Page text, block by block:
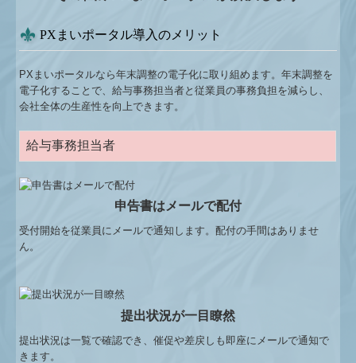
PXまいポータル導入のメリット
PXまいポータルなら年末調整の電子化に取り組めます。年末調整を
電子化することで、給与事務担当者と従業員の事務負担を減らし、
会社全体の生産性を向上できます。
給与事務担当者
申告書はメールで配付
受付開始を従業員にメールで通知します。配付の手間はありませ
ん。
提出状況が一目瞭然
提出状況は一覧で確認でき、催促や差戻しも即座にメールで通知で
きます。